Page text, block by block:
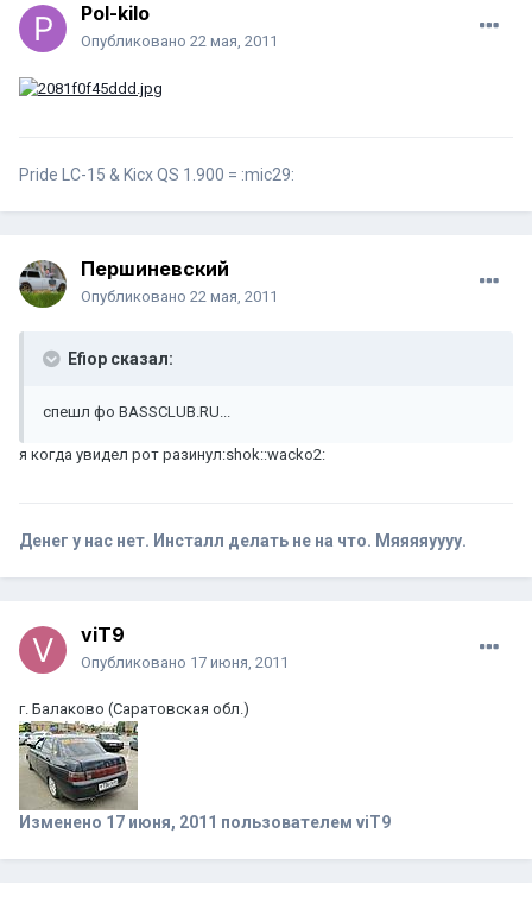
Pol-kilo
Опубликовано 22 мая, 2011
Pride LC-15 & Kicx QS 1.900 = :mic29:
Першиневский
Опубликовано 22 мая, 2011
Efiop сказал:
спешл фо BASSCLUB.RU...
я когда увидел рот разинул:shok::wacko2:
Денег у нас нет. Инсталл делать не на что. Мяяяяуууу.
viT9
Опубликовано 17 июня, 2011
г. Балаково (Саратовская обл.)
Изменено 17 июня, 2011 пользователем viT9